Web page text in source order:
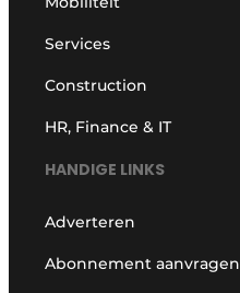
Services
Construction
HR, Finance & IT
HANDIGE LINKS
Adverteren
Abonnement aanvragen